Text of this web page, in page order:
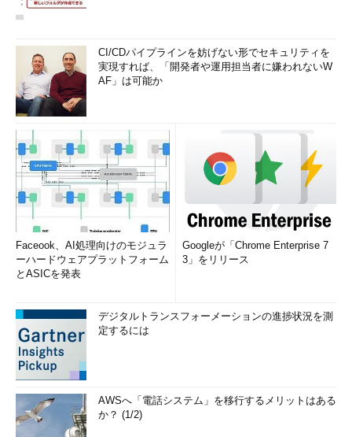
CI/CDパイプラインを妨げない形でセキュリティを
実現すれば、「開発者や運用担当者に嫌われないW
AF」は可能か
Faceook、AI処理向けのモジュラ
ーハードウェアプラットフォーム
とASICを発表
Googleが「Chrome Enterprise 7
3」をリリース
デジタルトランスフォーメーションの進捗状況を測
定するには
AWSへ「電話システム」を移行するメリットはある
か？ (1/2)